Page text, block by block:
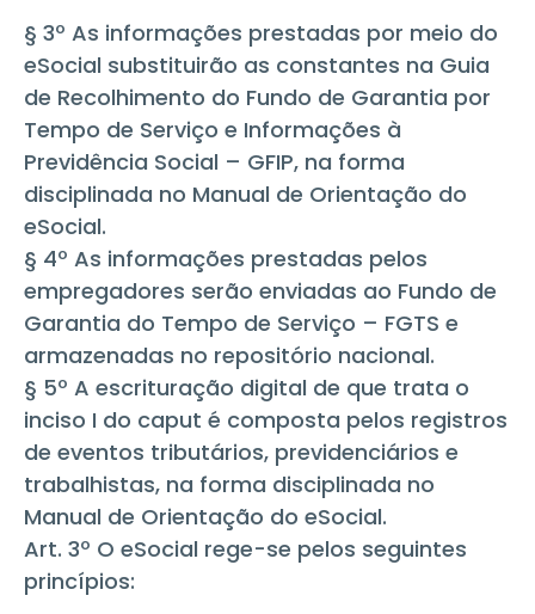
§ 3º As informações prestadas por meio do
eSocial substituirão as constantes na Guia
de Recolhimento do Fundo de Garantia por
Tempo de Serviço e Informações à
Previdência Social – GFIP, na forma
disciplinada no Manual de Orientação do
eSocial.
§ 4º As informações prestadas pelos
empregadores serão enviadas ao Fundo de
Garantia do Tempo de Serviço – FGTS e
armazenadas no repositório nacional.
§ 5º A escrituração digital de que trata o
inciso I do caput é composta pelos registros
de eventos tributários, previdenciários e
trabalhistas, na forma disciplinada no
Manual de Orientação do eSocial.
Art. 3º O eSocial rege-se pelos seguintes
princípios: